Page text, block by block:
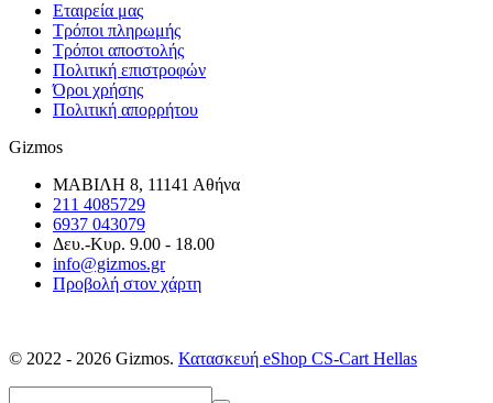
Εταιρεία μας
Τρόποι πληρωμής
Τρόποι αποστολής
Πολιτική επιστροφών
Όροι χρήσης
Πολιτική απορρήτου
Gizmos
ΜΑΒΙΛΗ 8, 11141 Αθήνα
211 4085729
6937 043079
Δευ.-Κυρ. 9.00 - 18.00
info@gizmos.gr
Προβολή στον χάρτη
© 2022 - 2026 Gizmos. Κατασκευή eShop CS-Cart Hellas